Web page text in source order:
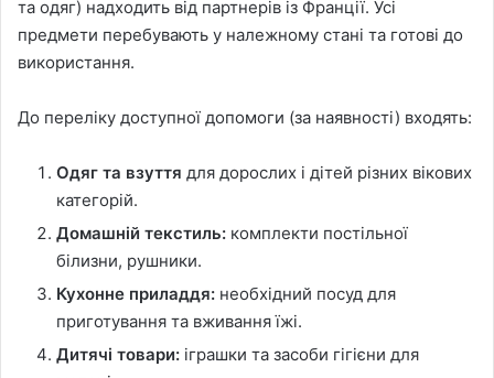
та одяг) надходить від партнерів із Франції. Усі
предмети перебувають у належному стані та готові до
використання.
До переліку доступної допомоги (за наявності) входять:
Одяг та взуття для дорослих і дітей різних вікових
категорій.
Домашній текстиль: комплекти постільної
білизни, рушники.
Кухонне приладдя: необхідний посуд для
приготування та вживання їжі.
Дитячі товари: іграшки та засоби гігієни для